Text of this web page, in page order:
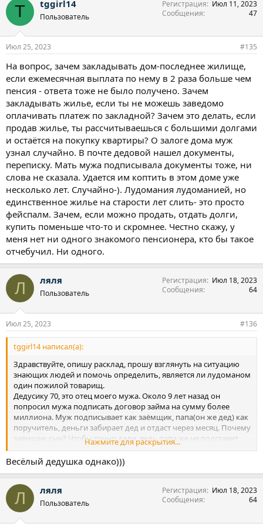
T tggirl14
Пользователь
Регистрация
Июл 11, 2023
Сообщения
47
Июл 25, 2023 #135
На вопрос, зачем закладывать дом-последнее жилище,
если ежемесячная выплата по нему в 2 раза больше чем
пенсия - ответа тоже не было получено. Зачем
закладывать жилье, если ты не можешь заведомо
оплачивать платеж по закладной? Зачем это делать, если
продав жилье, ты рассчитываешься с большими долгами
и остаётся на покупку квартиры? О залоге дома муж
узнал случайно. В почте дедовой нашел документы,
переписку. Мать мужа подписывала документы тоже, ни
слова не сказала. Удается им коптить в этом доме уже
несколько лет. Случайно-). Лудомания лудоманией, но
единственное жилье на старости лет слить- это просто
фейспалм. Зачем, если можно продать, отдать долги,
купить поменьше что-то и скромнее. Честно скажу, у
меня нет ни одного знакомого пенсионера, кто бы такое
отчебучил. Ни одного.
Л ляля
Пользователь
Регистрация
Июл 18, 2023
Сообщения
64
Июл 25, 2023 #136
tggirl14 написал(а):
Здравствуйте, опишу расклад, прошу взглянуть на ситуацию
знающих людей и помочь определить, является ли лудоманом
один пожилой товарищ.
Дедусику 70, это отец моего мужа. Около 9 лет назад он
попросил мужа подписать договор займа на сумму более
миллиона. Муж подписывает как заёмщик, папа(он же дед) как
поручитель, деньги забирает дед и отдаст через месяц. Почему
заёмщик сын? Чтобы точно дали, ведь папа же не подставит
сына. По итогу дед не отдал ни копья. Кредитор просудил долг,
долг превратился почти в 2. Папа -дед не шелохнулся. Через
полгода дед берет займ у знакомого на сумму более 4млн, а
проживания, за 3,5млн, которые с процентами превратились
почти в6. Это все выяснилось позже, постфактум, собиранием
инфы по крупицам на судебных сайтах.
Дед делает вид, что он мухожук, на прямые вопросы включает
Нажмите для раскрытия...
Весёлый дедушка однако)))
Л ляля
Пользователь
Регистрация
Июл 18, 2023
Сообщения
64